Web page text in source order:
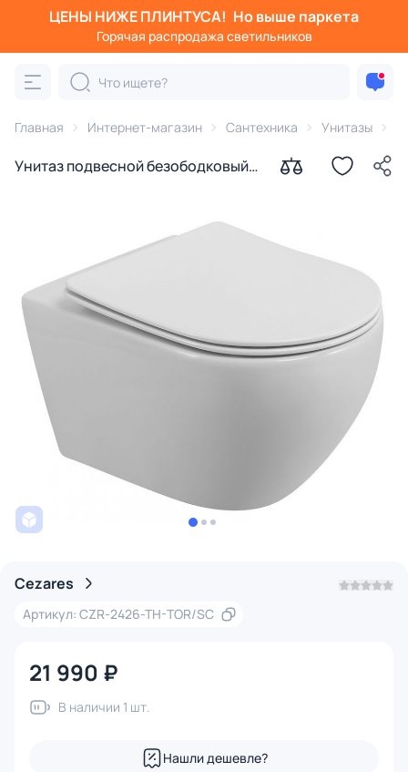
ЦЕНЫ НИЖЕ ПЛИНТУСА! Но выше паркета
Горячая распродажа светильников
Главная Интернет-магазин Сантехника Унитазы
Унитаз подвесной безободковый
Cezares
Артикул: CZR-2426-TH-TOR/SC
21 990 ₽
В наличии 1 шт.
Нашли дешевле?